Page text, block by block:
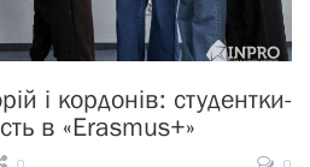
і кордонів: студентки-
в «Erasmus+»